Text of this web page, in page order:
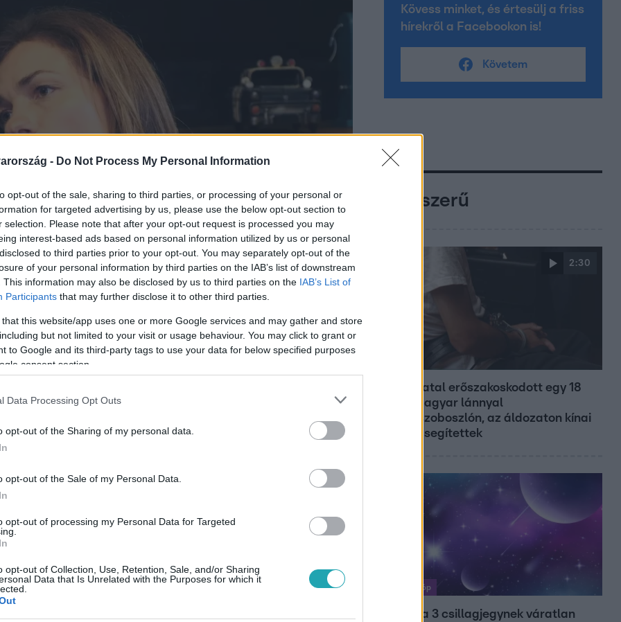
- Do Not Process My Personal Information
opt-out of the sale, sharing to third parties, or processing of your personal or
for targeted advertising by us, please use the below opt-out section to
selection. Please note that after your opt-out request is processed you may
interest-based ads based on personal information utilized by us or personal
to third parties prior to your opt-out. You may separately opt-out of the
of your personal information by third parties on the IAB’s list of downstream
This information may also be disclosed by us to third parties on the IAB’s List of
Participants that may further disclose it to other third parties.
that this website/app uses one or more Google services and may gather and store
but not limited to your visit or usage behaviour. You may click to grant or
to Google and its third-party tags to use your data for below specified purposes
consent section.
Data Processing Opt Outs
opt-out of the Sharing of my personal data.
opt-out of the Sale of my Personal Data.
opt-out of processing my Personal Data for Targeted
opt-out of Collection, Use, Retention, Sale, and/or Sharing
Data that Is Unrelated with the Purposes for which it
Magyar Péter volt felesége
arról beszélt, hogy éveken át épült
Igazságérzete miatt akart
legyen a Google-találatokban!
Kövess minket, és értesülj a friss
hírekről a Facebookon is!
Követem
Népszerű
2:30
Grúz fiatal erőszakoskodott egy 18
éves magyar lánnyal
Hajdúszoboszlón, az áldozaton kínai
lányok segítettek
Horoszkóp
Ennek a 3 csillagjegynek váratlan